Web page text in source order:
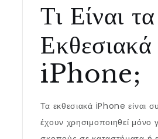
Τι Είναι τα
Εκθεσιακά
iPhone;
Τα εκθεσιακά iPhone είναι
έχουν χρησιμοποιηθεί μόνο